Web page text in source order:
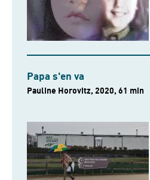
Papa s'en va
Pauline Horovitz, 2020, 61 min